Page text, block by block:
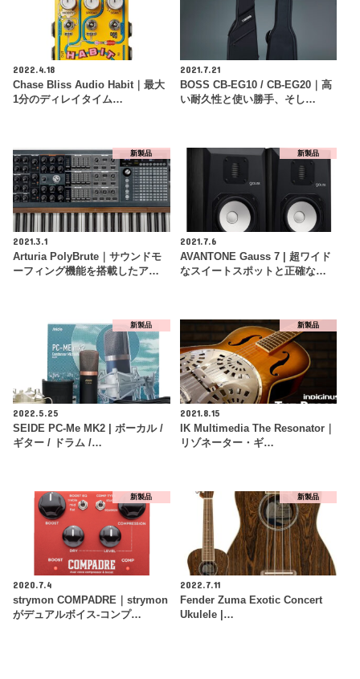
2022.4.18
Chase Bliss Audio Habit｜最大
1分のディレイタイム…
2021.7.21
BOSS CB-EG10 / CB-EG20｜高
い耐久性と使い勝手、そし…
新製品
2021.3.1
Arturia PolyBrute｜サウンドモ
ーフィング機能を搭載したア…
新製品
2021.7.6
AVANTONE Gauss 7 | 超ワイド
なスイートスポットと正確な…
新製品
2022.5.25
SEIDE PC-Me MK2 | ボーカル /
ギター / ドラム /…
新製品
2021.8.15
IK Multimedia The Resonator｜
リゾネーター・ギ…
新製品
2020.7.4
strymon COMPADRE｜strymon
がデュアルボイス-コンプ…
新製品
2022.7.11
Fender Zuma Exotic Concert
Ukulele |…